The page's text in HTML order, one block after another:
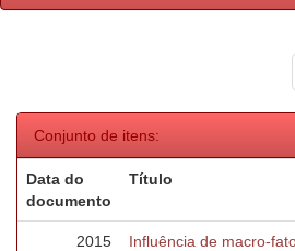
Conjunto de itens:
Data do
documento
Título
2015
Influência de macro-